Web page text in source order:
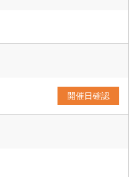
開催日確認